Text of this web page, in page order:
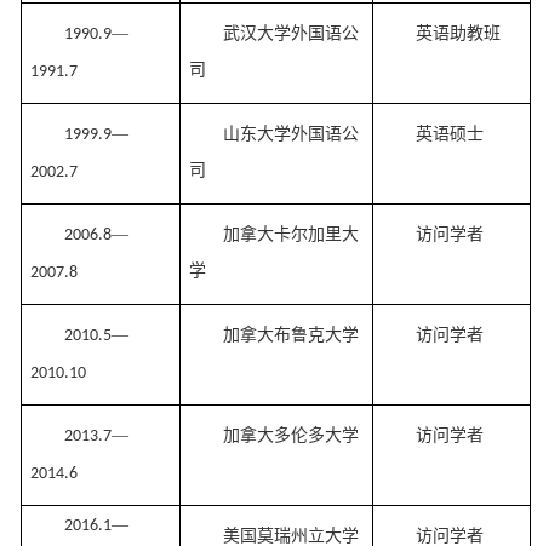
1990.9—
1991.7
武汉大学外国语公
司
英语助教班
1999.9—
2002.7
山东大学外国语公
司
英语硕士
2006.8—
2007.8
加拿大卡尔加里大
学
访问学者
2010.5—
2010.10
加拿大布鲁克大学 访问学者
2013.7—
2014.6
加拿大多伦多大学 访问学者
2016.1—
美国莫瑞州立大学 访问学者